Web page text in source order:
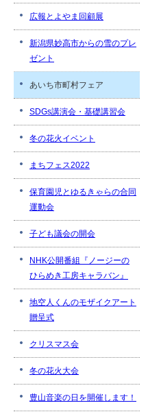
広報とよやま回顧展
新潟県妙高市からの雪のプレ
ゼント
あいち市町村フェア
SDGs講演会・基礎講習会
冬の花火イベント
まちフェス2022
保育園児とゆるきゃらの合同
運動会
子ども議会の開会
NHK公開番組『ノージーの
ひらめき工房キャラバン』
地空人くんのモザイクアート
贈呈式
クリスマス会
冬の花火大会
豊山音楽の日を開催します！